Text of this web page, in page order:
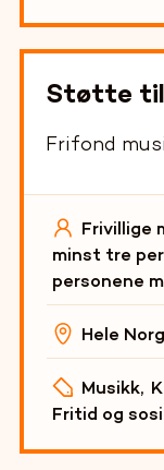
Støtte til
Frifond
Frivillige
minst tre
personene
Hele
Musikk,
Fritid og